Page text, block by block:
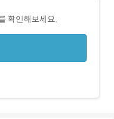
확인해보세요.